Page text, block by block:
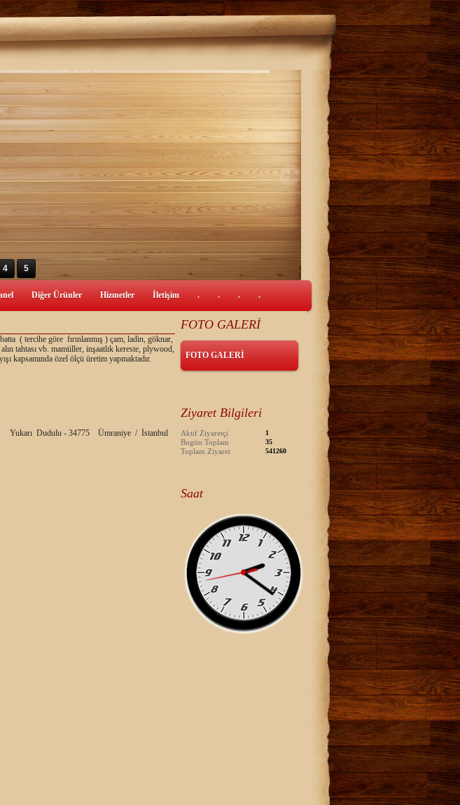
4 5
Diğer Ürünler Hizmetler İletişim . . . .
( tercihe göre fırınlanmış ) çam, ladin, göknar,
tahtası vb. mamüller, inşaatlık kereste, plywood,
kapsamında özel ölçü üretim yapmaktadır.
Yukarı Dudulu - 34775 Ümraniye / İstanbul
FOTO GALERİ
FOTO GALERİ
Ziyaret Bilgileri
Aktif Ziyaretçi 1
Bugün Toplam 35
Toplam Ziyaret 541260
Saat